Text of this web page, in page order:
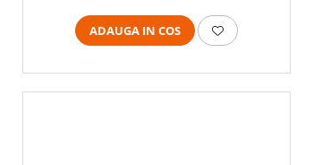
ADAUGA IN COS